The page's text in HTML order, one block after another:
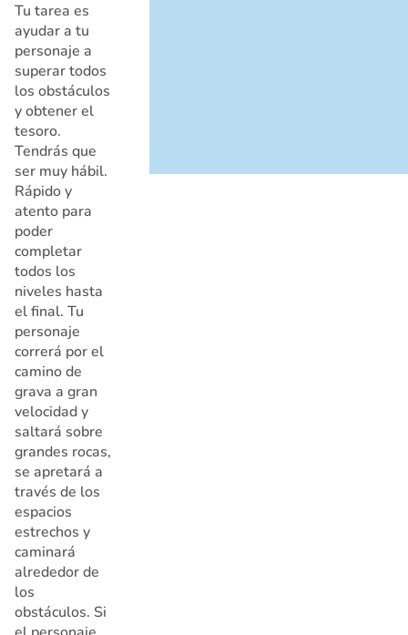
Tu tarea es
ayudar a tu
personaje a
superar todos
los obstáculos
y obtener el
tesoro.
Tendrás que
ser muy hábil.
Rápido y
atento para
poder
completar
todos los
niveles hasta
el final. Tu
personaje
correrá por el
camino de
grava a gran
velocidad y
saltará sobre
grandes rocas,
se apretará a
través de los
espacios
estrechos y
caminará
alrededor de
los
obstáculos. Si